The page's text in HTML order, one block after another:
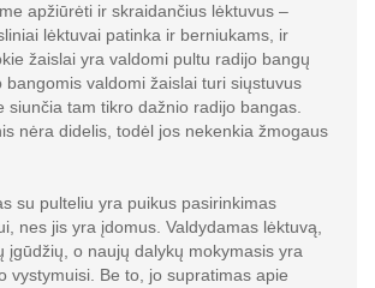
apžiūrėti ir skraidančius lėktuvus –
lėktuvai patinka ir berniukams, ir
žaislai yra valdomi pultu radijo bangų
bangomis valdomi žaislai turi siųstuvus
siunčia tam tikro dažnio radijo bangas.
nėra didelis, todėl jos nekenkia žmogaus
su pulteliu yra puikus pasirinkimas
nes jis yra įdomus. Valdydamas lėktuvą,
įgūdžių, o naujų dalykų mokymasis yra
vystymuisi. Be to, jo supratimas apie